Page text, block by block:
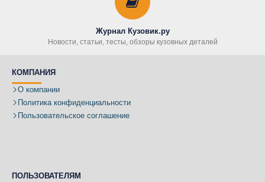
Журнал Кузовик.ру
Новости, статьи, тесты, обзоры кузовных деталей
КОМПАНИЯ
О компании
Политика конфиденциальности
Пользовательское соглашение
ПОЛЬЗОВАТЕЛЯМ